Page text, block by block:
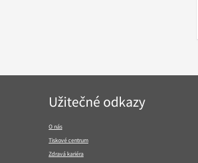
Navigace
Užitečné odkazy
O nás
Tiskové centrum
Zdravá kariéra